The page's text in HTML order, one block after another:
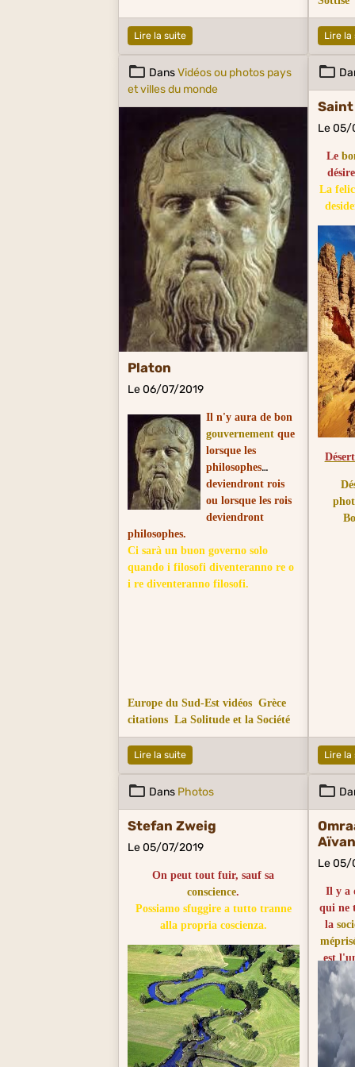
Lire la suite Lire la
DansVidéos ou photos pays
et villes du monde
Platon
Le 06/07/2019
Il n'y aura de bon
gouvernementque
lorsque les
philosophes
deviendront rois
ou lorsque les rois
deviendront
philosophes.
Ci sarà un buon governo solo
quando i filosofi diventeranno re o
i re diventeranno filosofi.
Europe du Sud-Est vidéos Grèce
citations La Solitude et la Société
Lire la suite
Le 05/
Le
La
Lire la
Dans Photos
Stefan Zweig
Le 05/07/2019
On peut tout fuir, sauf sa
conscience.
Possiamo sfuggire a tutto tranne
alla propria coscienza.
Le 05/
Il y a
qui ne
la
est
chose,
tout